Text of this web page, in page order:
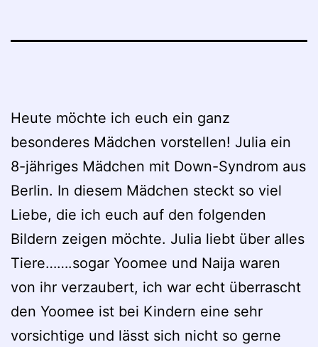
Heute möchte ich euch ein ganz
besonderes Mädchen vorstellen! Julia ein
8-jähriges Mädchen mit Down-Syndrom aus
Berlin. In diesem Mädchen steckt so viel
Liebe, die ich euch auf den folgenden
Bildern zeigen möchte. Julia liebt über alles
Tiere…….sogar Yoomee und Naija waren
von ihr verzaubert, ich war echt überrascht
den Yoomee ist bei Kindern eine sehr
vorsichtige und lässt sich nicht so gerne